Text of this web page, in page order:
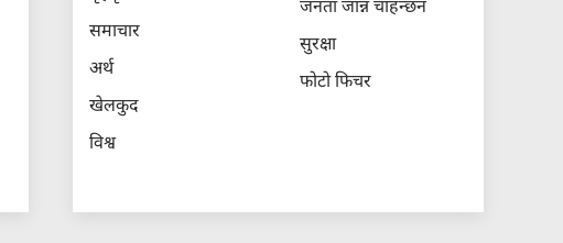
समाचार
अर्थ
खेलकुद
विश्व
जनता जान्न चाहन्छन
सुरक्षा
फोटो फिचर